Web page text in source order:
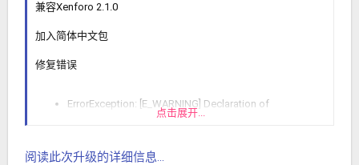
兼容Xenforo 2.1.0
加入简体中文包
修复错误
ErrorException: [E_WARNING] Declaration of
XFA\RMMarketplace\XFRM\Admin\Controller\Category:
XFRM\Admin\Controller\Category::categorySaveProces
点击展开...
阅读此次升级的详细信息...